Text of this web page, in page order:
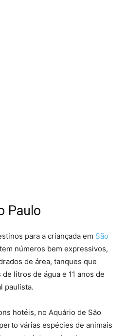
Paulo
para a criançada em São
números bem expressivos,
de área, tanques que
litros de água e 11 anos de
paulista.
hotéis, no Aquário de São
várias espécies de animais